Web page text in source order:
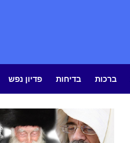
ברכות בדיחות פדיון נפש